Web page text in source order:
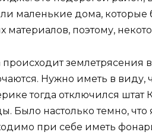
маленькие дома,
материалов, поэтому,
происходит землетрясения
Нужно иметь в виду,
тогда отключился
Было настолько темно,
при себе иметь